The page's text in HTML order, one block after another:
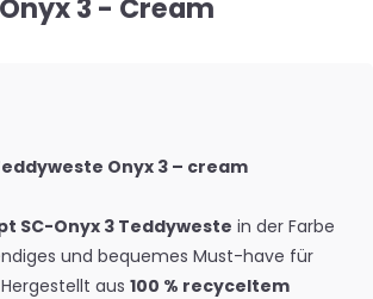
3 - Cream
Onyx 3 – cream
SC-Onyx 3 Teddyweste in der Farbe
und bequemes Must-have für
aus 100 % recyceltem